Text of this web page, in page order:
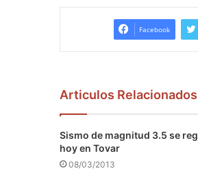
Facebook
Articulos Relacionados
Sismo de magnitud 3.5 se
hoy en Tovar
08/03/2013